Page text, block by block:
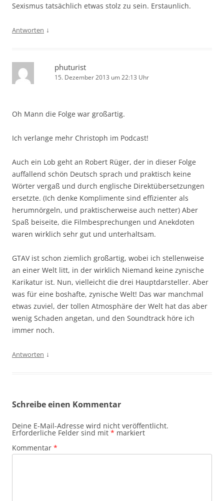
Sexismus tatsächlich etwas stolz zu sein. Erstaunlich.
Antworten ↓
phuturist
15. Dezember 2013 um 22:13 Uhr
Oh Mann die Folge war großartig.
Ich verlange mehr Christoph im Podcast!
Auch ein Lob geht an Robert Rüger, der in dieser Folge
auffallend schön Deutsch sprach und praktisch keine
Wörter vergaß und durch englische Direktübersetzungen
ersetzte. (Ich denke Komplimente sind effizienter als
herumnörgeln, und praktischerweise auch netter) Aber
Spaß beiseite, die Filmbesprechungen und Anekdoten
waren wirklich sehr gut und unterhaltsam.
GTAV ist schon ziemlich großartig, wobei ich stellenweise
an einer Welt litt, in der wirklich Niemand keine zynische
Karikatur ist. Nun, vielleicht die drei Hauptdarsteller. Aber
was für eine boshafte, zynische Welt! Das war manchmal
etwas zuviel, der tollen Atmosphäre der Welt hat das aber
wenig Schaden angetan, und den Soundtrack höre ich
immer noch.
Antworten ↓
Schreibe einen Kommentar
Deine E-Mail-Adresse wird nicht veröffentlicht.
Erforderliche Felder sind mit * markiert
Kommentar *